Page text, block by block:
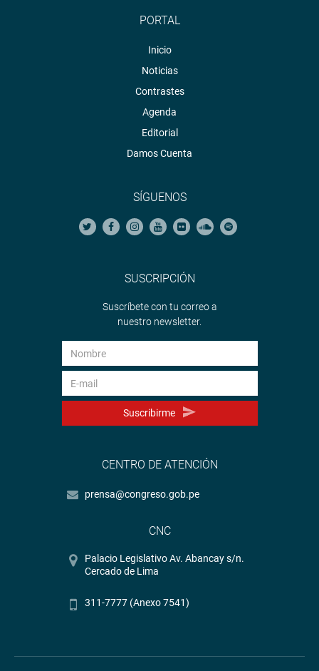
PORTAL
Inicio
Noticias
Contrastes
Agenda
Editorial
Damos Cuenta
SÍGUENOS
SUSCRIPCIÓN
Suscríbete con tu correo a
nuestro newsletter.
Suscribirme
CENTRO DE ATENCIÓN
prensa@congreso.gob.pe
CNC
Palacio Legislativo Av. Abancay s/n.
Cercado de Lima
311-7777 (Anexo 7541)